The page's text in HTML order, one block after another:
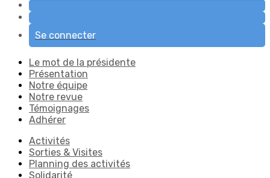
Se connecter
Le mot de la présidente
Présentation
Notre équipe
Notre revue
Témoignages
Adhérer
Activités
Sorties & Visites
Planning des activités
Solidarité